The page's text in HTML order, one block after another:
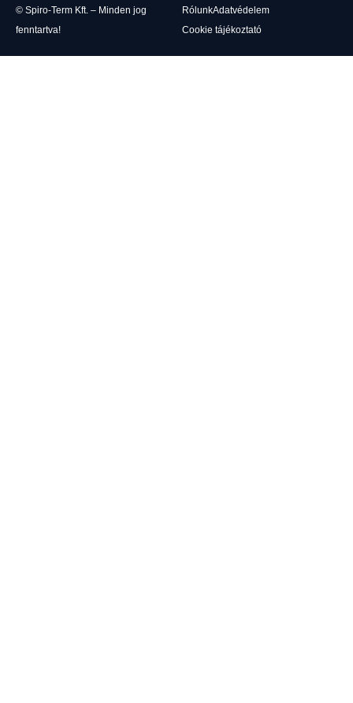
© Spiro-Term Kft. – Minden jog
fenntartva!
RólunkAdatvédelem
Cookie tájékoztató